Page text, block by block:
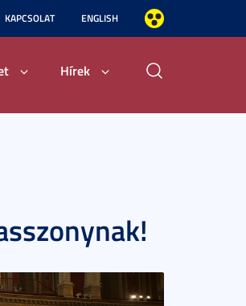
KAPCSOLAT ENGLISH
Hírek